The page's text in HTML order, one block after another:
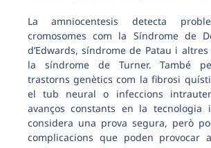
La amniocentesis detecta
cromosomes com la Síndrome de
d’Edwards, síndrome de Patau i
la síndrome de Turner. També
trastorns genètics com la fibrosi
el tub neural o infeccions
avanços constants en la tecnologia
considera una prova segura, però
complicacions que poden provocar